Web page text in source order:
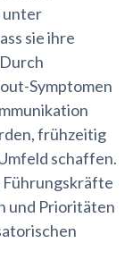
unter
sie ihre
Symptomen
frühzeitig
schaffen.
Führungskräfte
und Prioritäten